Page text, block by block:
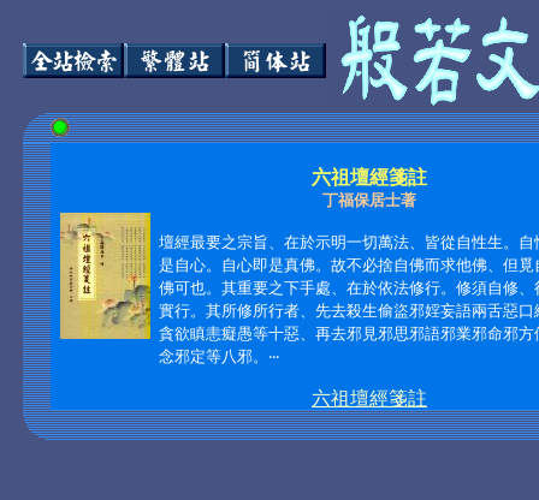
六祖壇經箋註
丁福保居士著
壇經最要之宗旨、在於示明一切萬法、皆從自性生。自
是自心。自心即是真佛。故不必捨自佛而求他佛、但覓
佛可也。其重要之下手處、在於依法修行。修須自修、
實行。其所修所行者、先去殺生偷盜邪婬妄語兩舌惡口
貪欲瞋恚癡愚等十惡、再去邪見邪思邪語邪業邪命邪方
念邪定等八邪。 ‧‧‧
六祖壇經箋註